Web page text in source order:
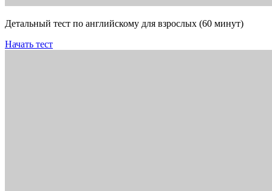
Детальный тест по английскому для взрослых (60 минут)
Начать тест